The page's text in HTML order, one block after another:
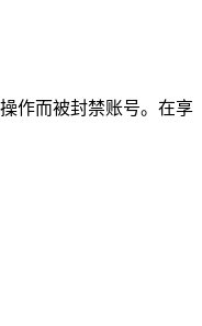
作而被封禁账号。在享